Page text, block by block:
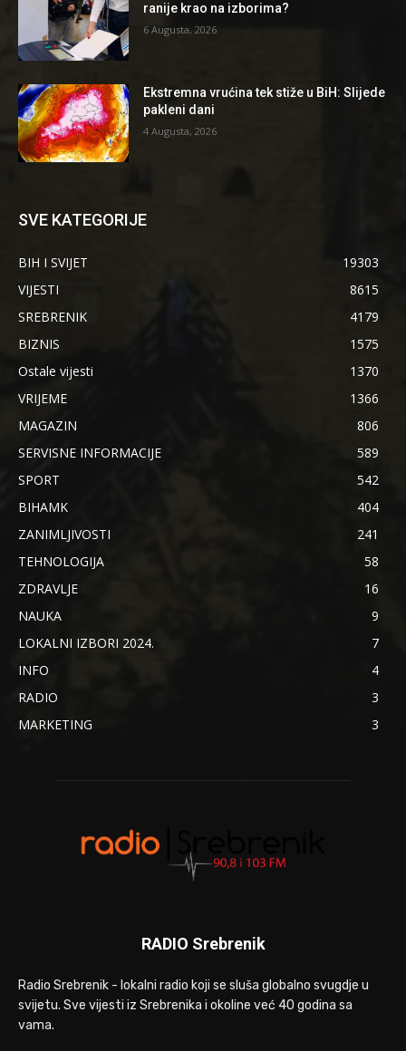
ranije krao na izborima?
6 Augusta, 2026
Ekstremna vrućina tek stiže u BiH: Slijede
pakleni dani
4 Augusta, 2026
SVE KATEGORIJE
BIH I SVIJET
19303
VIJESTI
8615
SREBRENIK
4179
BIZNIS
1575
Ostale vijesti
1370
VRIJEME
1366
MAGAZIN
806
SERVISNE INFORMACIJE
589
SPORT
542
BIHAMK
404
ZANIMLJIVOSTI
241
TEHNOLOGIJA
58
ZDRAVLJE
16
NAUKA
9
LOKALNI IZBORI 2024.
7
INFO
4
RADIO
3
MARKETING
3
RADIO Srebrenik
Radio Srebrenik - lokalni radio koji se sluša globalno svugdje u
svijetu. Sve vijesti iz Srebrenika i okoline već 40 godina sa
vama.